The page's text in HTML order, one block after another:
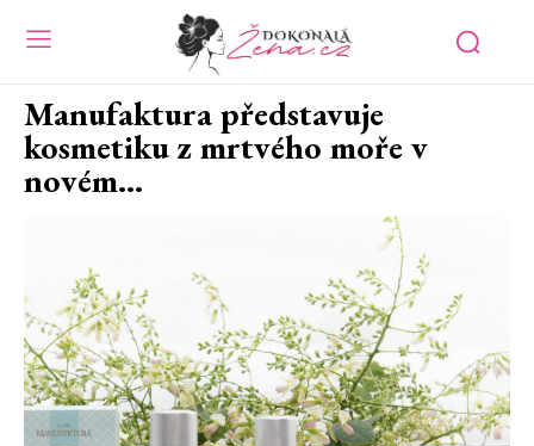
Manufaktura představuje
kosmetiku z mrtvého moře v
novém…